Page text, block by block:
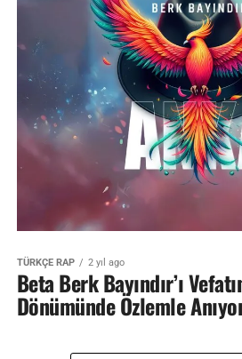
TÜRKÇE RAP 2 yıl ago
Beta Berk Bayındır’ı
Dönümünde Özlemle